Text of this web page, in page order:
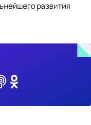
развития